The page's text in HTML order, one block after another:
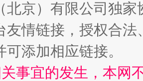
段成刚被判无期 从幼
北京）有限公司独
友情链接，授权合
可添加相应链接。
事宜的发生，本网